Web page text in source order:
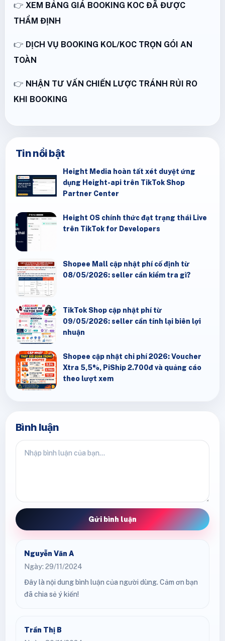
👉 XEM BẢNG GIÁ BOOKING KOC ĐÃ ĐƯỢC
THẨM ĐỊNH
👉 DỊCH VỤ BOOKING KOL/KOC TRỌN GÓI AN
TOÀN
👉 NHẬN TƯ VẤN CHIẾN LƯỢC TRÁNH RỦI RO
KHI BOOKING
Tin nổi bật
Height Media hoàn tất xét duyệt ứng
dụng Height-api trên TikTok Shop
Partner Center
Height OS chính thức đạt trạng thái Live
trên TikTok for Developers
Shopee Mall cập nhật phí cố định từ
08/05/2026: seller cần kiểm tra gì?
TikTok Shop cập nhật phí từ
09/05/2026: seller cần tính lại biên lợi
nhuận
Shopee cập nhật chi phí 2026: Voucher
Xtra 5,5%, PiShip 2.700đ và quảng cáo
theo lượt xem
Bình luận
Gửi bình luận
Nguyễn Văn A
Ngày: 29/11/2024
Đây là nội dung bình luận của người dùng. Cảm ơn bạn
đã chia sẻ ý kiến!
Trần Thị B